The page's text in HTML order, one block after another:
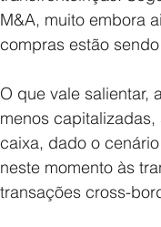
M&A, muito embora
compras estão
O que vale salientar,
menos
caixa, dado o
neste momento às
transações cross-